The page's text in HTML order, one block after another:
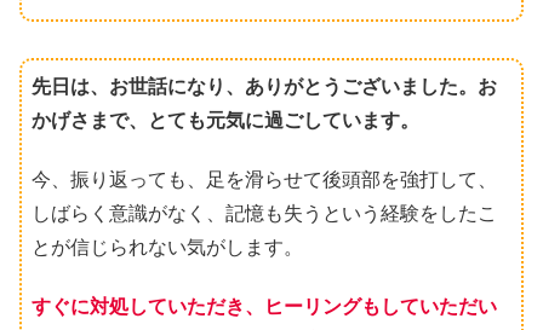
先日は、お世話になり、ありがとうございました。お
かげさまで、とても元気に過ごしています。
今、振り返っても、足を滑らせて後頭部を強打して、
しばらく意識がなく、記憶も失うという経験をしたこ
とが信じられない気がします。
すぐに対処していただき、ヒーリングもしていただい